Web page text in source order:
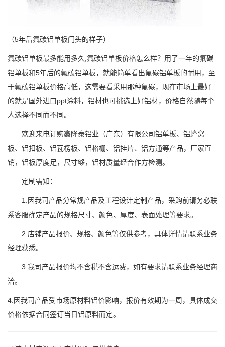
（5年后氟碳铝单板门头的样子）
氟碳铝单板最多能用多久,氟碳铝单板价格怎么样？用了一年的氟碳
铝单板和5年后的氟碳铝单板，就能简单看出氟碳铝单板的耐用，至
于氟碳铝单板价格高低，这需要看采用那种氟碳，现在市场上最好
的就是国外进口ppt涂料，铝材也可挑选上好铝材，价格自然随每个
人选择不同而不同。
欢迎来电订购鑫隆泰铝业（广东）有限公司铝单板、铝蜂窝
板、铝扣板、铝瓦楞板、铝格栅、铝挂片、铝方通等产品，厂家直
销，铝板厚度足，尺寸够，铝材质量经合作方检测。
定制需知：
1.因我司产品分常规产品及工程设计定制产品，采购前请务必联
系客服确定产品的规格尺寸、颜色、厚度、表面处理等要求。
2.店铺产品报价、规格、颜色等仅供参考，具体详情请联系业务
经理获悉。
3.我司产品报价均不含税不含运费，如有要求请联系业务经理商
洽。
4.因我司产品受市场原材料铝价影响，报价有效期为一周，具体成交
价格依据合同签订当日铝原料而定。